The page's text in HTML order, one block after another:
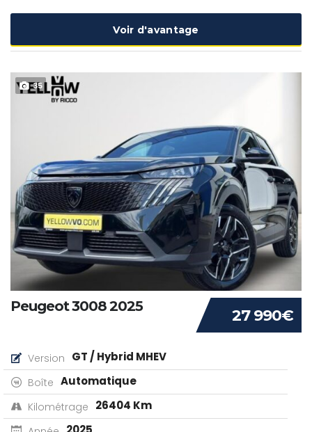
Voir d'avantage
35
27 990€
Peugeot 3008 2025
Version GT / Hybrid MHEV
Boîte Automatique
Kilométrage 26404 Km